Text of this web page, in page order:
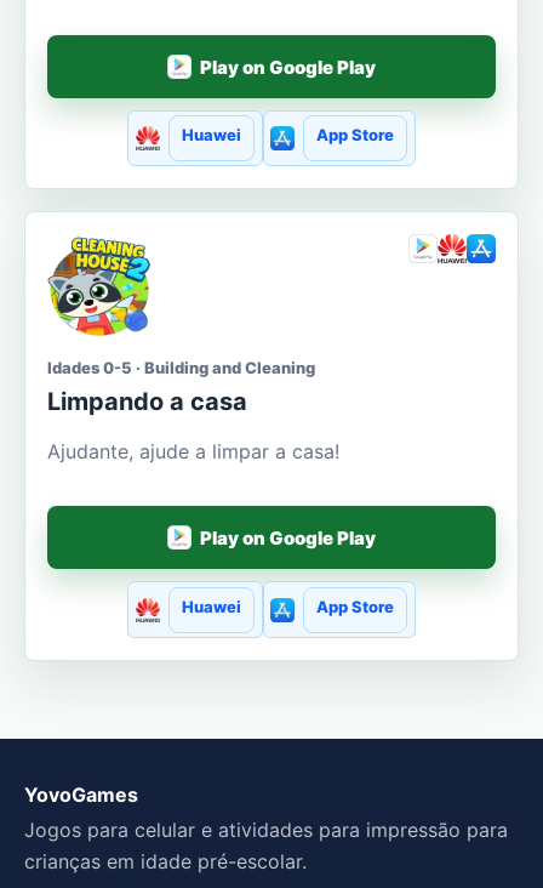
Play on Google Play
Huawei App Store
Idades 0-5 · Building and Cleaning
Limpando a casa
Ajudante, ajude a limpar a casa!
Play on Google Play
Huawei App Store
YovoGames
Jogos para celular e atividades para impressão para
crianças em idade pré-escolar.